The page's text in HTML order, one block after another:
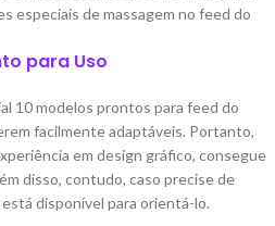
especiais de massagem no feed do
para Uso
10 modelos prontos para feed do
facilmente adaptáveis. Portanto,
em design gráfico, consegue
disso, contudo, caso precise de
disponível para orientá-lo.